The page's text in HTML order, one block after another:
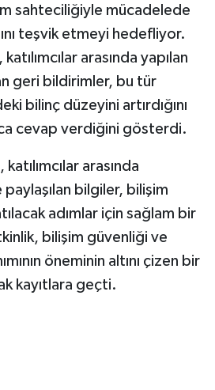
sahteciliğiyle mücadelede
teşvik etmeyi hedefliyor.
arasında yapılan
geri bildirimler, bu tür
bilinç düzeyini artırdığını
cevap verdiğini gösterdi.
arasında
bilgiler, bilişim
adımlar için sağlam bir
bilişim güvenliği ve
öneminin altını çizen bir
kayıtlara geçti.